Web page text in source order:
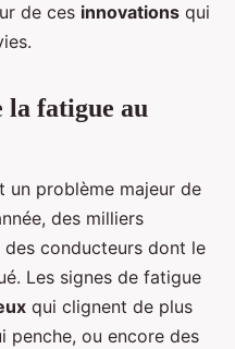
de ces innovations qui
la fatigue au
un problème majeur de
des milliers
conducteurs dont le
Les signes de fatigue
qui clignent de plus
penche, ou encore des